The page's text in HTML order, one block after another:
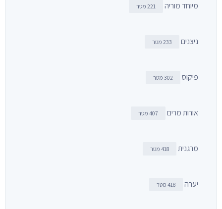
מיוחד מוריה 221 מטר
ניצנים 233 מטר
פיקוס 302 מטר
אורות מרים 407 מטר
מרגנית 418 מטר
יערה 418 מטר